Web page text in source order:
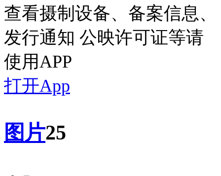
查看摄制设备、备案信息、
发行通知 公映许可证等请
使用APP
打开App
图片25